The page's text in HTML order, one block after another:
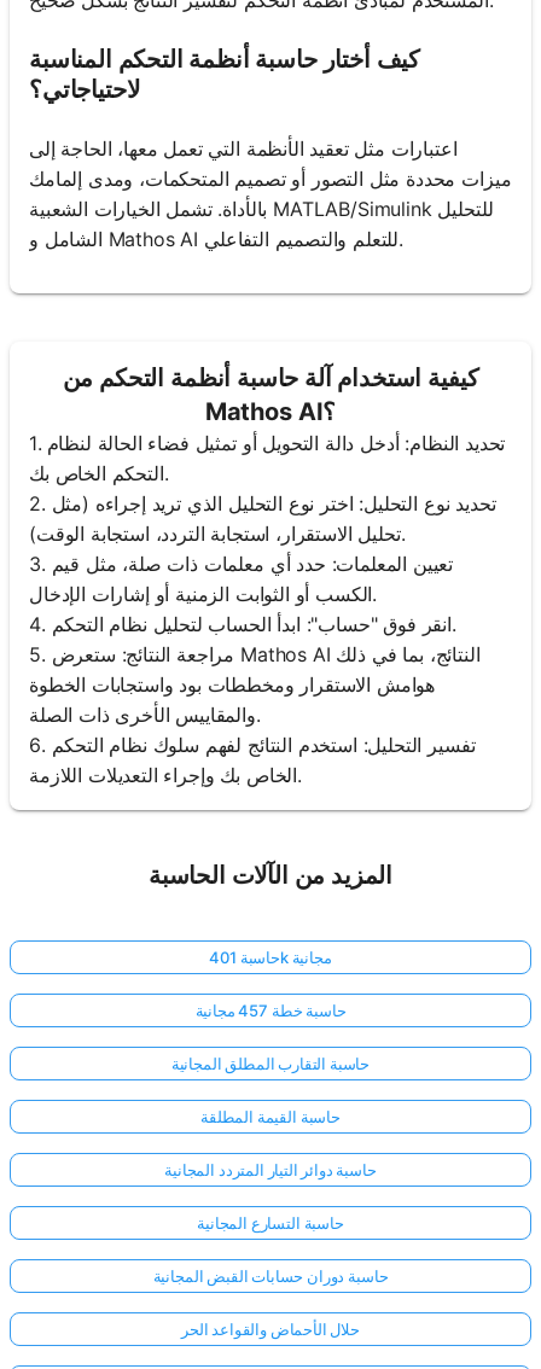
كيف أختار حاسبة أنظمة التحكم المناسبة
لاحتياجاتي؟
اعتبارات مثل تعقيد الأنظمة التي تعمل معها، الحاجة إلى
ميزات محددة مثل التصور أو تصميم المتحكمات، ومدى إلمامك
بالأداة. تشمل الخيارات الشعبية MATLAB/Simulink للتحليل
الشامل و Mathos AI للتعلم والتصميم التفاعلي.
كيفية استخدام آلة حاسبة أنظمة التحكم من
Mathos AI؟
1. تحديد النظام: أدخل دالة التحويل أو تمثيل فضاء الحالة لنظام
التحكم الخاص بك.
2. تحديد نوع التحليل: اختر نوع التحليل الذي تريد إجراءه (مثل
تحليل الاستقرار، استجابة التردد، استجابة الوقت).
3. تعيين المعلمات: حدد أي معلمات ذات صلة، مثل قيم
الكسب أو الثوابت الزمنية أو إشارات الإدخال.
4. انقر فوق "حساب": ابدأ الحساب لتحليل نظام التحكم.
5. مراجعة النتائج: ستعرض Mathos AI النتائج، بما في ذلك
هوامش الاستقرار ومخططات بود واستجابات الخطوة
والمقاييس الأخرى ذات الصلة.
6. تفسير التحليل: استخدم النتائج لفهم سلوك نظام التحكم
الخاص بك وإجراء التعديلات اللازمة.
المزيد من الآلات الحاسبة
حاسبة 401k مجانية
حاسبة خطة 457 مجانية
حاسبة التقارب المطلق المجانية
حاسبة القيمة المطلقة
حاسبة دوائر التيار المتردد المجانية
حاسبة التسارع المجانية
حاسبة دوران حسابات القبض المجانية
حلال الأحماض والقواعد الحر